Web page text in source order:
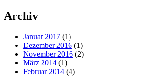
Archiv
Januar 2017 (1)
Dezember 2016 (1)
November 2016 (2)
März 2014 (1)
Februar 2014 (4)